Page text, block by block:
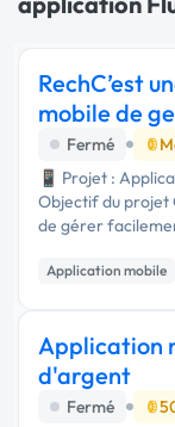
RechC’est
mobile de
Fermé
📱 Projet :
Objectif du projet
de gérer
afin de suivre les
Application mobile
Application
d'argent
Fermé